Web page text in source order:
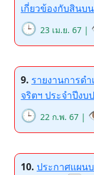
เกี่ยวข้องกับสินบน
🕒 23 เม.ย. 67 |
9. รายงานการด
จริตฯ ประจำปีง
🕒 22 ก.พ. 67 |
10. ประกาศแผน